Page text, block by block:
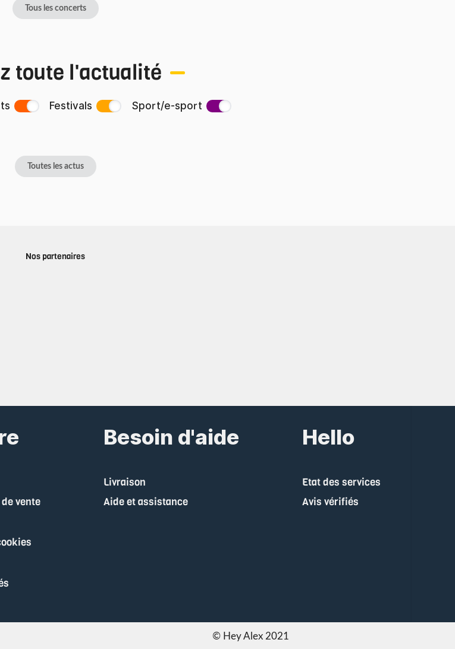
Tous les concerts
toute l'actualité
Festivals
Sport/e-sport
Toutes les actus
Nos partenaires
vente
Besoin d'aide
Livraison
Aide et assistance
Hello
Etat des services
Avis vérifiés
© Hey Alex 2021